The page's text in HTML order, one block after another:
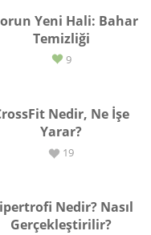
Yeni Hali: Bahar
Temizliği
9
Nedir, Ne İşe
Yarar?
19
Nedir? Nasıl
Gerçekleştirilir?